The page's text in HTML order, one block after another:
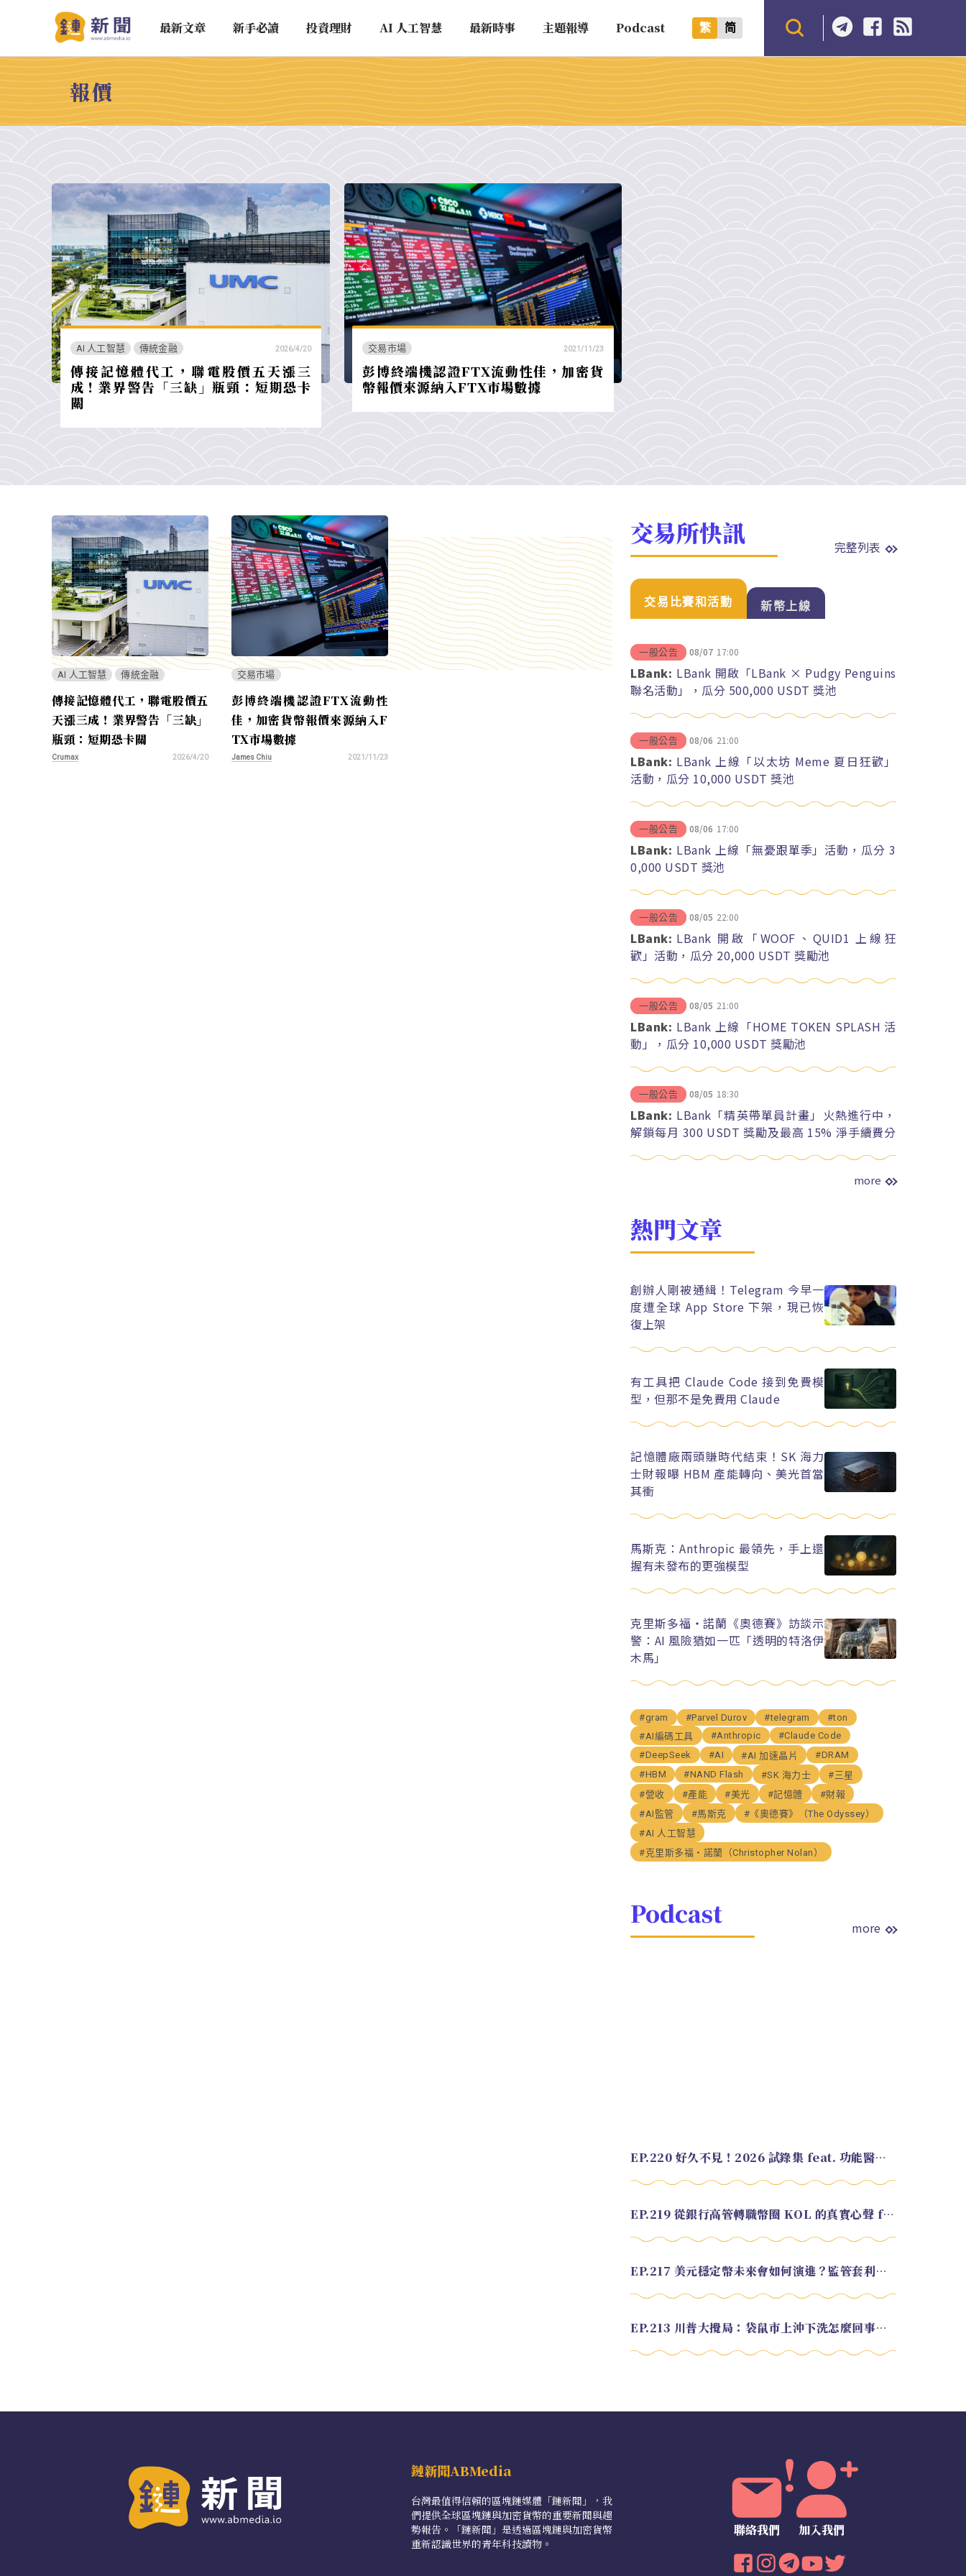
最新文章 新手必讀 投資理財 AI 人工智慧 最新時事 主題報導 Podcast 繁 简
報價
AI 人工智慧 傳統金融 2026/4/20
傳接記憶體代工，聯電股價五天漲三
成！業界警告「三缺」瓶頸：短期恐卡
關
交易市場 2021/11/23
彭博終端機認證FTX流動性佳，加密貨
幣報價來源納入FTX市場數據
AI 人工智慧 傳統金融
傳接記憶體代工，聯電股價五
天漲三成！業界警告「三缺」
瓶頸：短期恐卡關
Crumax 2026/4/20
交易市場
彭博終端機認證FTX流動性
佳，加密貨幣報價來源納入F
TX市場數據
James Chiu 2021/11/23
交易所快訊 完整列表
交易比賽和活動 新幣上線
一般公告 08/07 17:00
LBank: LBank 開啟「LBank × Pudgy Penguins
聯名活動」，瓜分 500,000 USDT 獎池
一般公告 08/06 21:00
LBank: LBank 上線「以太坊 Meme 夏日狂歡」
活動，瓜分 10,000 USDT 獎池
一般公告 08/06 17:00
LBank: LBank 上線「無憂跟單季」活動，瓜分 3
0,000 USDT 獎池
一般公告 08/05 22:00
LBank: LBank 開啟「WOOF、QUID1 上線狂
歡」活動，瓜分 20,000 USDT 獎勵池
一般公告 08/05 21:00
LBank: LBank 上線「HOME TOKEN SPLASH 活
動」，瓜分 10,000 USDT 獎勵池
一般公告 08/05 18:30
LBank: LBank「精英帶單員計畫」火熱進行中，
解鎖每月 300 USDT 獎勵及最高 15% 淨手續費分
more
熱門文章
創辦人剛被通緝！Telegram 今早一
度遭全球 App Store 下架，現已恢
復上架
有工具把 Claude Code 接到免費模
型，但那不是免費用 Claude
記憶體廠兩頭賺時代結束！SK 海力
士財報曝 HBM 產能轉向、美光首當
其衝
馬斯克：Anthropic 最領先，手上還
握有未發布的更強模型
克里斯多福・諾蘭《奧德賽》訪談示
警：AI 風險猶如一匹「透明的特洛伊
木馬」
#gram #Parvel Durov #telegram
#ton
#AI編碼工具
#Anthropic
#Claude Code
#DeepSeek
#AI #AI 加速晶片
#DRAM
#HBM
#NAND Flash #SK 海力士
#三星
#營收
#產能 #美光 #記憶體
#財報
#AI監管
#馬斯克
#《奧德賽》（The Odyssey）
#AI 人工智慧
#克里斯多福・諾蘭（Christopher Nolan）
Podcast more
EP.220 好久不見！2026 試錄集 feat. 功能醫學營養師 美寶
EP.219 從銀行高管轉職幣圈 KOL 的真實心聲 feat.龜大
EP.217 美元穩定幣未來會如何演進？監管套利終將收斂？feat. 研究員 余哲安
EP.213 川普大攪局：袋鼠市上沖下洗怎麼回事？feat. Alvin
鏈新聞ABMedia
台灣最值得信賴的區塊鏈媒體「鏈新聞」，我
們提供全球區塊鏈與加密貨幣的重要新聞與趨
勢報告。「鏈新聞」是透過區塊鏈與加密貨幣
重新認識世界的青年科技讀物。
聯絡我們 加入我們